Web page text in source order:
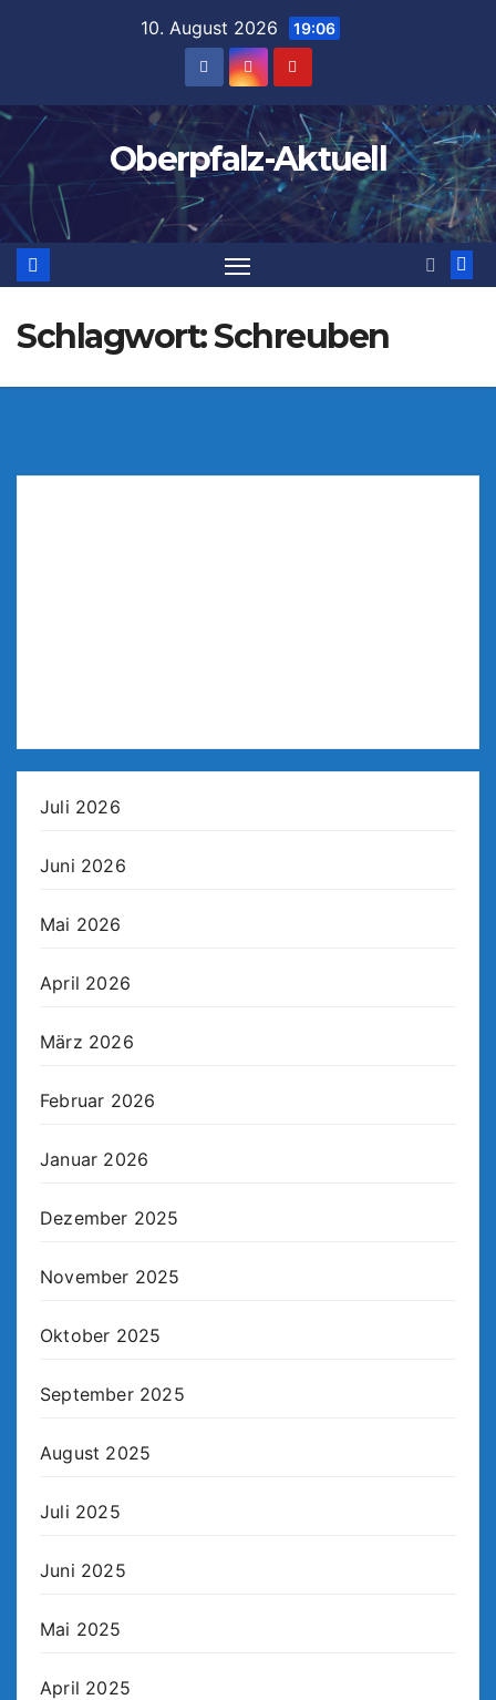
10. August 2026 19:06
Oberpfalz-Aktuell
Schlagwort:Schreuben
Juli 2026
Juni 2026
Mai 2026
April 2026
März 2026
Februar 2026
Januar 2026
Dezember 2025
November 2025
Oktober 2025
September 2025
August 2025
Juli 2025
Juni 2025
Mai 2025
April 2025